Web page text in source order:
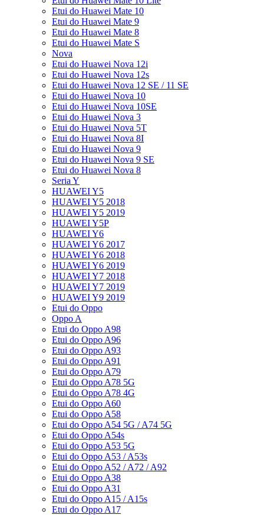
Etui do Huawei Mate 10
Etui do Huawei Mate 9
Etui do Huawei Mate 8
Etui do Huawei Mate S
Nova
Etui do Huawei Nova 12i
Etui do Huawei Nova 12s
Etui do Huawei Nova 12 SE / 11 SE
Etui do Huawei Nova 10
Etui do Huawei Nova 10SE
Etui do Huawei Nova 3
Etui do Huawei Nova 5T
Etui do Huawei Nova 8I
Etui do Huawei Nova 9
Etui do Huawei Nova 9 SE
Etui do Huawei Nova 8
Seria Y
HUAWEI Y5
HUAWEI Y5 2018
HUAWEI Y5 2019
HUAWEI Y5P
HUAWEI Y6
HUAWEI Y6 2017
HUAWEI Y6 2018
HUAWEI Y6 2019
HUAWEI Y7 2018
HUAWEI Y7 2019
HUAWEI Y9 2019
Etui do Oppo
Oppo A
Etui do Oppo A98
Etui do Oppo A96
Etui do Oppo A93
Etui do Oppo A91
Etui do Oppo A79
Etui do Oppo A78 5G
Etui do Oppo A78 4G
Etui do Oppo A60
Etui do Oppo A58
Etui do Oppo A54 5G / A74 5G
Etui do Oppo A54s
Etui do Oppo A53 5G
Etui do Oppo A53 / A53s
Etui do Oppo A52 / A72 / A92
Etui do Oppo A38
Etui do Oppo A31
Etui do Oppo A15 / A15s
Etui do Oppo A17